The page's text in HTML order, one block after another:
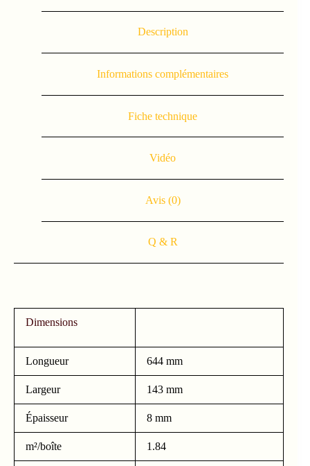
Description
Informations complémentaires
Fiche technique
Vidéo
Avis (0)
Q & R
Dimensions
Longueur 644 mm
Largeur 143 mm
Épaisseur 8 mm
m²/boîte 1.84